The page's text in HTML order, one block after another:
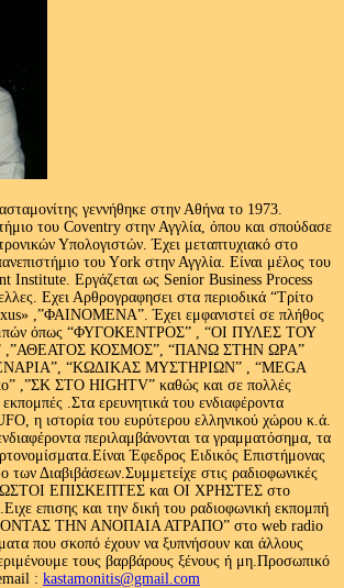
γεννήθηκε στην Αθήνα το 1973.
του Coventry στην Αγγλία, όπου και σπούδασε
Υπολογιστών. Έχει μεταπτυχιακό στο
του Υork στην Αγγλία. Είναι μέλος του
Institute. Εργάζεται ως Senior Business Process
Εχει Αρθρογραφησει στα περιοδικά “Τρίτο
,”ΦΑΙΝΟΜΕΝΑ”. Έχει εμφανιστεί σε πλήθος
όπως “ΦΥΓΟΚΕΝΤΡΟΣ” , “ΟΙ ΠΥΛΕΣ ΤΟΥ
ΚΟΣΜΟΣ”, “ΠΑΝΩ ΣΤΗΝ ΩΡΑ”
“ΚΩΔΙΚΑΣ ΜΥΣΤΗΡΙΩΝ” , “MEGA
,”ΣΚ ΣΤΟ HIGHTV” καθώς και σε πολλές
.Στα ερευνητικά του ενδιαφέροντα
η ιστορία του ευρύτερου ελληνικού χώρου κ.ά.
περιλαμβάνονται τα γραμματόσημα, τα
Έφεδρος Ειδικός Επιστήμονας
Διαβιβάσεων.Συμμετείχε στις ραδιοφωνικές
ΕΠΙΣΚΕΠΤΕΣ και ΟΙ ΧΡΗΣΤΕΣ στο
επισης και την δική του ραδιοφωνική εκπομπή
ΤΗΝ ΑΝΟΠΑΙΑ ΑΤΡΑΠΟ” στο web radio
που σκοπό έχουν να ξυπνήσουν και άλλους
τους βαρβάρους ξένους ή μη.Προσωπικό
: kastamonitis@gmail.com